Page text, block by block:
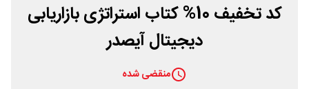
کد تخفیف 10% کتاب استراتژی بازاریابی
دیجیتال آیصدر
منقضی شده